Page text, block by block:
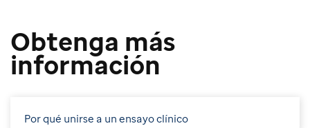
Obtenga más
información
Por qué unirse a un ensayo clínico